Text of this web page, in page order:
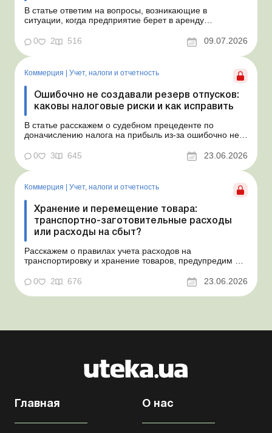
В статье ответим на вопросы, возникающие в
ситуации, когда предприятие берет в аренду
действовать с середины месяца. Предприятие
арендует у физлица автомобиль с 15.07.2026.
Согласно условиям договора арендная плата
составляет 4 000 грн в месяц. Возн...
0 2 516 09.07.2026
Коммерция | Учет, налоги и отчетность
Ошибочно не создавали резерв отпусков:
каковы налоговые риски и как исправить
В статье расскажем о судебном прецеденте по
доначислению налога на прибыль из-за ошибочно не
рекомендации, как минимизировать налоговые риски.
Проблемные расходы: налоговые риски и судебная
практика Понимаем ваши волнения в связи с
ошибочным несоздан...
0 3 645 23.06.2026
Коммерция | Учет, налоги и отчетность
Хранение и перемещение товара:
транспортно-заготовительные расходы
или расходы на сбыт?
Расскажем о правилах учета расходов на
транспортировку и хранение товаров, предупредим о
нормативное обоснование. Проблемные расходы:
налоговые риски и судебная практика Казалось бы, в
этом вопросе неоднозначности быть не может. Но, как
0 2 676 23.06.2026
Главная О нас